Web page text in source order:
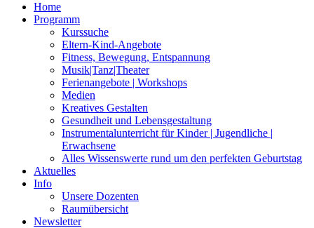
Home
Programm
Kurssuche
Eltern-Kind-Angebote
Fitness, Bewegung, Entspannung
Musik|Tanz|Theater
Ferienangebote | Workshops
Medien
Kreatives Gestalten
Gesundheit und Lebensgestaltung
Instrumentalunterricht für Kinder | Jugendliche |
Erwachsene
Alles Wissenswerte rund um den perfekten Geburtstag
Aktuelles
Info
Unsere Dozenten
Raumübersicht
Newsletter